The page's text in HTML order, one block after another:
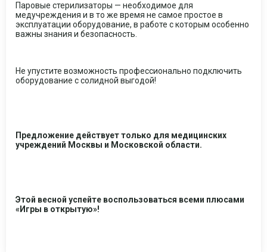
Паровые стерилизаторы — необходимое для
медучреждения и в то же время не самое простое в
эксплуатации оборудование, в работе с которым особенно
важны знания и безопасность.
Не упустите возможность профессионально подключить
оборудование с солидной выгодой!
Предложение действует только для медицинских
учреждений Москвы и Московской области.
Этой весной успейте воспользоваться всеми плюсами
«Игры в открытую»!